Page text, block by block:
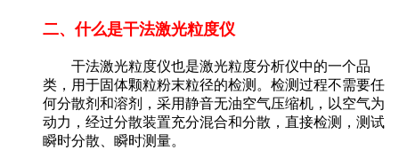
二、什么是干法激光粒度仪
干法激光粒度仪也是激光粒度分析仪中的一个品
类，用于固体颗粒粉末粒径的检测。检测过程不需要任
何分散剂和溶剂，采用静音无油空气压缩机，以空气为
动力，经过分散装置充分混合和分散，直接检测，测试
瞬时分散、瞬时测量。